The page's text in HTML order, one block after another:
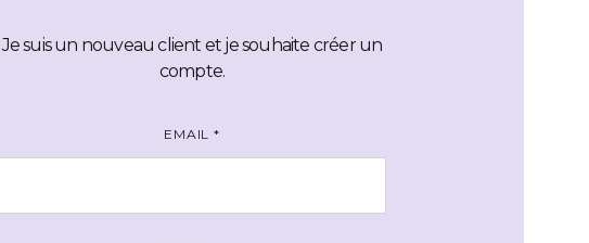
Je suis un nouveau client et je souhaite créer un
compte.
EMAIL *